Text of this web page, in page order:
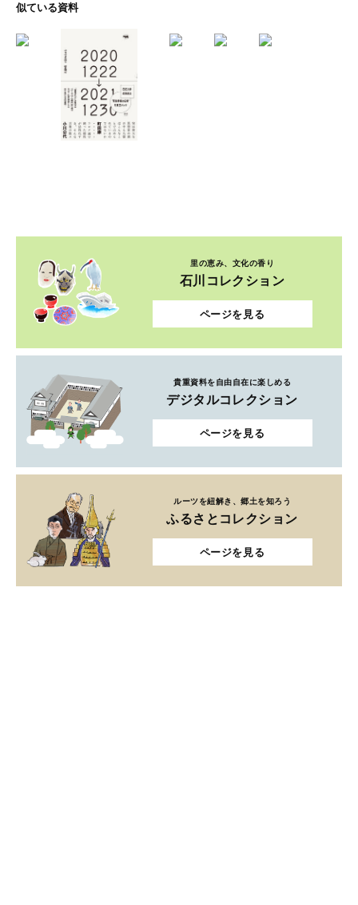
似ている資料
里の恵み、文化の香り
石川コレクション
ページを見る
貴重資料を自由自在に楽しめる
デジタルコレクション
ページを見る
ルーツを紐解き、郷土を知ろう
ふるさとコレクション
ページを見る